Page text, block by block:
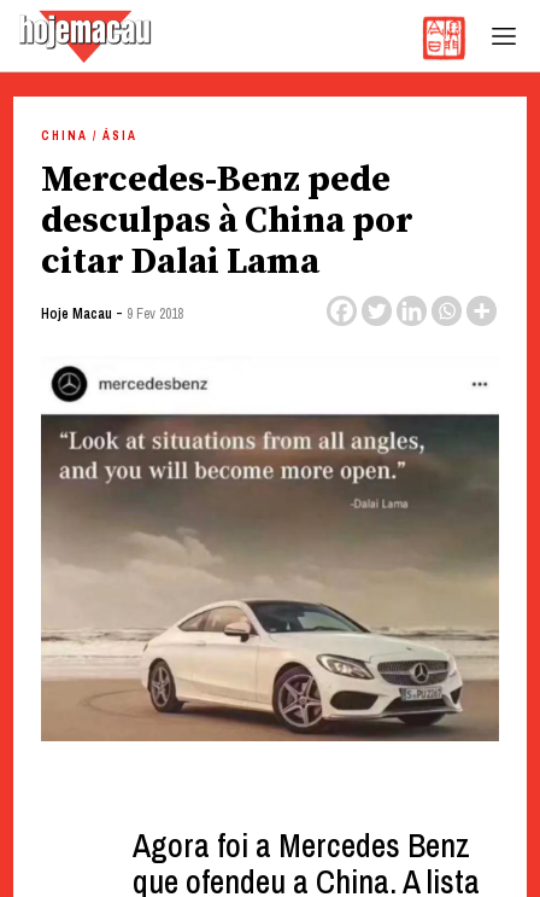
content
CHINA / ÁSIA
Mercedes-Benz pede
desculpas à China por
citar Dalai Lama
Hoje Macau - 9 Fev 2018
Agora foi a Mercedes Benz
que ofendeu a China. A lista